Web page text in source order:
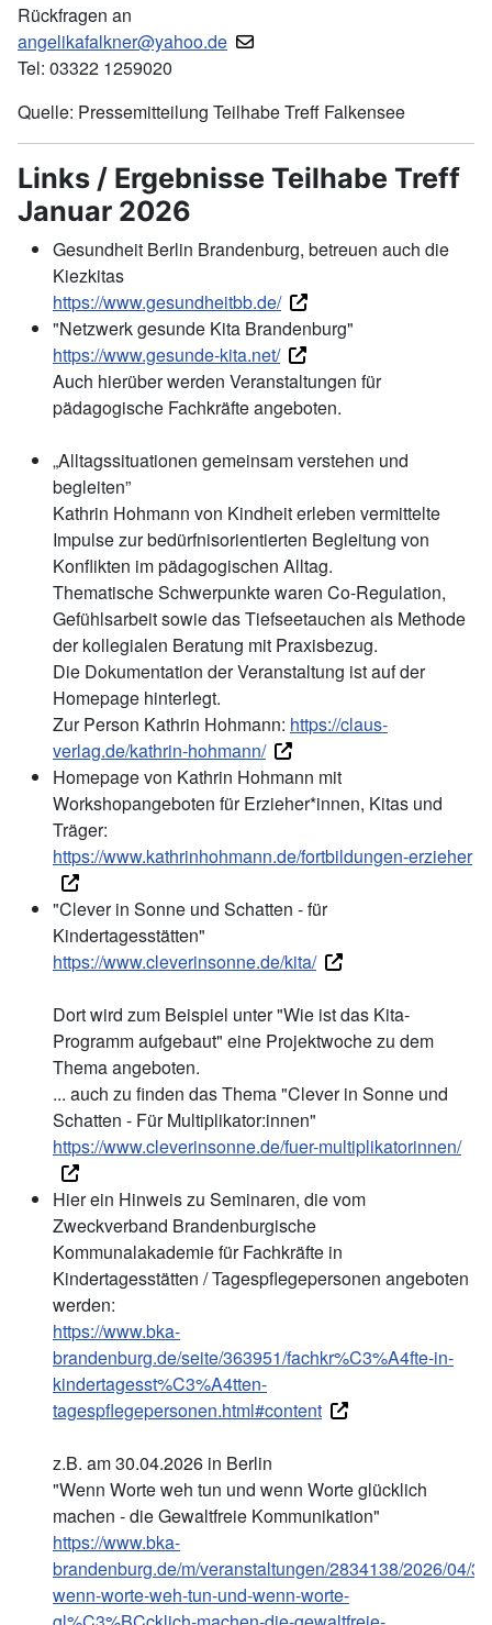
Rückfragen an
angelikafalkner@yahoo.de
Tel: 03322 1259020
Quelle: Pressemitteilung Teilhabe Treff Falkensee
Links / Ergebnisse Teilhabe Treff
Januar 2026
Gesundheit Berlin Brandenburg, betreuen auch die
Kiezkitas
https://www.gesundheitbb.de/
"Netzwerk gesunde Kita Brandenburg"
https://www.gesunde-kita.net/
Auch hierüber werden Veranstaltungen für
pädagogische Fachkräfte angeboten.
„Alltagssituationen gemeinsam verstehen und
begleiten”
Kathrin Hohmann von Kindheit erleben vermittelte
Impulse zur bedürfnisorientierten Begleitung von
Konflikten im pädagogischen Alltag.
Thematische Schwerpunkte waren Co-Regulation,
Gefühlsarbeit sowie das Tiefseetauchen als Methode
der kollegialen Beratung mit Praxisbezug.
Die Dokumentation der Veranstaltung ist auf der
Homepage hinterlegt.
Zur Person Kathrin Hohmann: https://claus-
verlag.de/kathrin-hohmann/
Homepage von Kathrin Hohmann mit
Workshopangeboten für Erzieher*innen, Kitas und
Träger:
https://www.kathrinhohmann.de/fortbildungen-erzieher
"Clever in Sonne und Schatten - für
Kindertagesstätten"
https://www.cleverinsonne.de/kita/
Dort wird zum Beispiel unter "Wie ist das Kita-
Programm aufgebaut" eine Projektwoche zu dem
Thema angeboten.
... auch zu finden das Thema "Clever in Sonne und
Schatten - Für Multiplikator:innen"
https://www.cleverinsonne.de/fuer-multiplikatorinnen/
Hier ein Hinweis zu Seminaren, die vom
Zweckverband Brandenburgische
Kommunalakademie für Fachkräfte in
Kindertagesstätten / Tagespflegepersonen angeboten
werden:
https://www.bka-
brandenburg.de/seite/363951/fachkr%C3%A4fte-in-
kindertagesst%C3%A4tten-
tagespflegepersonen.html#content
z.B. am 30.04.2026 in Berlin
"Wenn Worte weh tun und wenn Worte glücklich
machen - die Gewaltfreie Kommunikation"
https://www.bka-
brandenburg.de/m/veranstaltungen/2834138/2026/04/
wenn-worte-weh-tun-und-wenn-worte-